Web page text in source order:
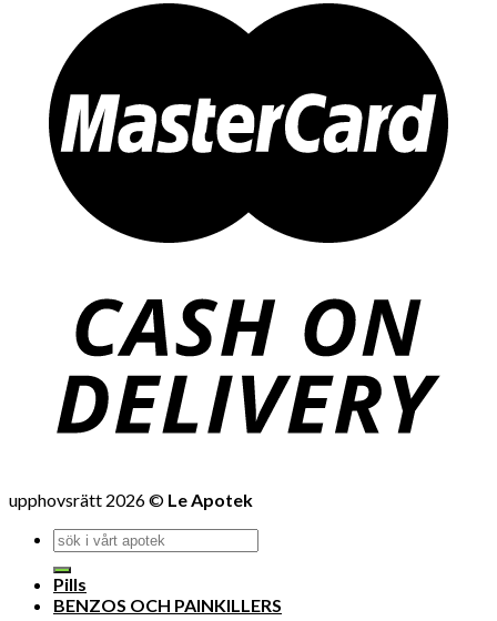
upphovsrätt 2026 © Le Apotek
Pills
BENZOS OCH PAINKILLERS